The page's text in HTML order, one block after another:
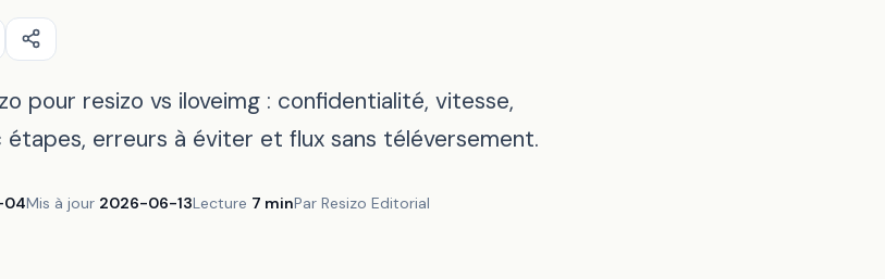
pour resizo vs iloveimg : confidentialité, vitesse,
étapes, erreurs à éviter et flux sans téléversement.
04Mis à jour 2026-06-13Lecture 7 minPar Resizo Editorial